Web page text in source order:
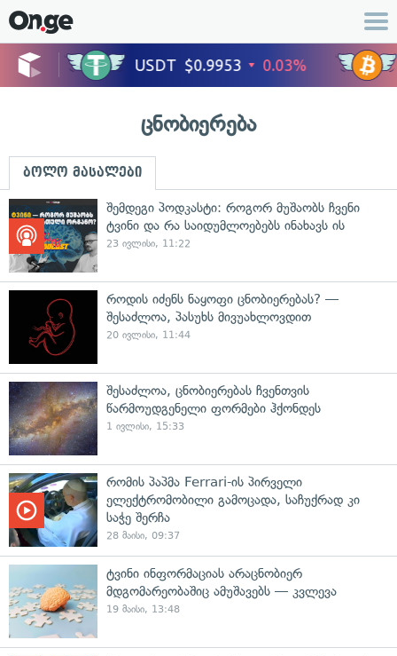
ცნობიერება
ბოლო მასალები
შემდეგი პოდკასტი: როგორ მუშაობს ჩვენი
ტვინი და რა საიდუმლოებებს ინახავს ის
23 ივლისი, 11:22
როდის იძენს ნაყოფი ცნობიერებას? —
შესაძლოა, პასუხს მივუახლოვდით
20 ივლისი, 11:44
შესაძლოა, ცნობიერებას ჩვენთვის
წარმოუდგენელი ფორმები ჰქონდეს
1 ივლისი, 15:33
რომის პაპმა Ferrari-ის პირველი
ელექტრომობილი გამოცადა, საჩუქრად კი
საჭე შერჩა
28 მაისი, 09:37
ტვინი ინფორმაციას არაცნობიერ
მდგომარეობაშიც ამუშავებს — კვლევა
19 მაისი, 13:48